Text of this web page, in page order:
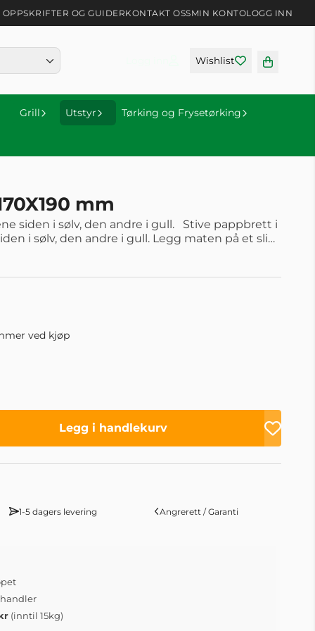
OPPSKRIFTER OG GUIDERKONTAKT OSSMIN KONTOLOGG INN
Wishlist
Grill Utstyr Tørking og Frysetørking
mm
i sølv, den andre i gull. Stive pappbrett i
andre i gull. Legg maten på et slikt
ved kjøp
Legg i handlekurv
1-5 dagers levering Angrerett / Garanti
(inntil 15kg)